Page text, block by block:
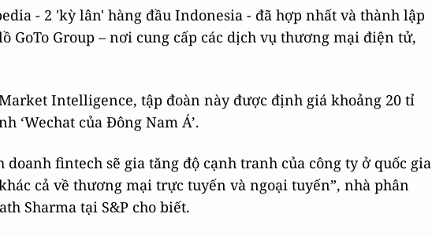
- 2 'kỳ lân' hàng đầu Indonesia - đã hợp nhất và thành lập
GoTo Group – nơi cung cấp các dịch vụ thương mại điện tử,
Intelligence, tập đoàn này được định giá khoảng 20 tỉ
‘Wechat của Đông Nam Á’.
fintech sẽ gia tăng độ cạnh tranh của công ty ở quốc gia
cả về thương mại trực tuyến và ngoại tuyến”, nhà phân
Sharma tại S&P cho biết.